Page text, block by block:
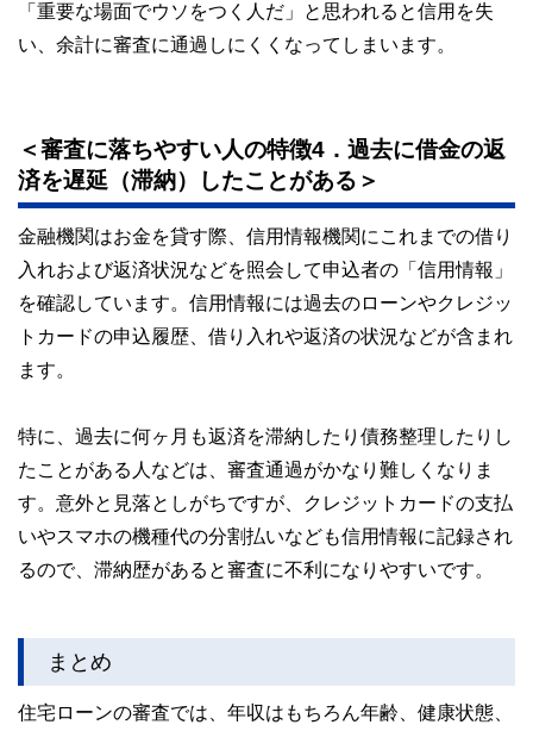
「重要な場面でウソをつく人だ」と思われると信用を失
い、余計に審査に通過しにくくなってしまいます。
＜審査に落ちやすい人の特徴4．過去に借金の返
済を遅延（滞納）したことがある＞
金融機関はお金を貸す際、信用情報機関にこれまでの借り
入れおよび返済状況などを照会して申込者の「信用情報」
を確認しています。信用情報には過去のローンやクレジッ
トカードの申込履歴、借り入れや返済の状況などが含まれ
ます。
特に、過去に何ヶ月も返済を滞納したり債務整理したりし
たことがある人などは、審査通過がかなり難しくなりま
す。意外と見落としがちですが、クレジットカードの支払
いやスマホの機種代の分割払いなども信用情報に記録され
るので、滞納歴があると審査に不利になりやすいです。
まとめ
住宅ローンの審査では、年収はもちろん年齢、健康状態、